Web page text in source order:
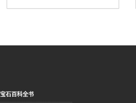
宝石百科全书